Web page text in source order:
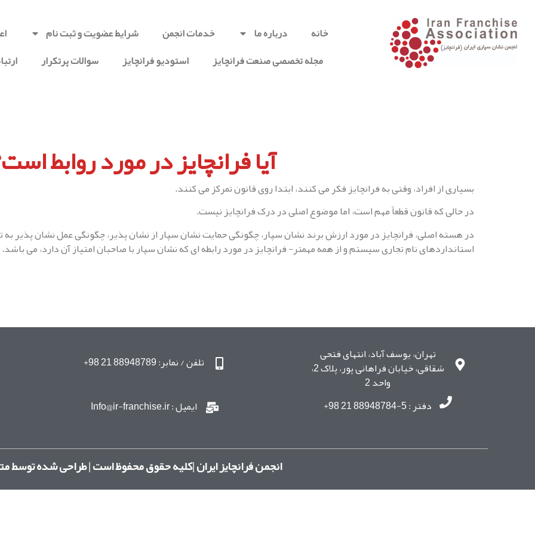
خانه درباره ما خدمات انجمن شرایط عضویت و ثبت نام
مجله تخصصی صنعت فرانچایز
استودیو فرانچایز سوالات پرتکرار
آیا فرانچایز در مورد روابط
بسیاری از افراد، وقتی به فرانچایز فکر می کنند، ابتدا روی قانون تمرکز می کنند.
در حالی که قانون قطعاً مهم است، اما موضوع اصلی در درک فرانچایز نیست.
در هسته اصلی، فرانچایز در مورد ارزش برند نشان سپار، چگونگی حمایت نشان سپار از نشان پذیر، چگونگی عمل نشان پذیر
استانداردهای نام تجاری سیستم و از همه مهمتر- فرانچایز در مورد رابطه ای که نشان سپار با صاحبان امتیاز آن دارد، می باشد.
تهران، یوسف آباد، انتهای فتحی
شقاقی، خیابان فراهانی پور، پلاک 2،
واحد 2
دفتر : 5-88948784 21 98+
تلفن / نمابر: 88948789 21 98+
ایمیل : Info@ir-franchise.ir
انجمن فرانچایز ایران |کلیه حقوق محفوظ است | طراحی شده توسط